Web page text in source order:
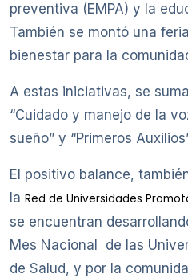
preventiva (EMPA) y la
También se montó una
bienestar para la
A estas iniciativas, se
“Cuidado y manejo de la
sueño” y “Primeros
El positivo balance,
la Red de Universidades
se encuentran
Mes Nacional de las
de Salud, y por la